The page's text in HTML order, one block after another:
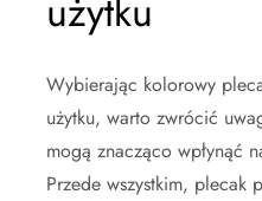
użytku
Wybierając kolorowy
użytku, warto zwrócić
mogą znacząco wpłynąć
Przede wszystkim,